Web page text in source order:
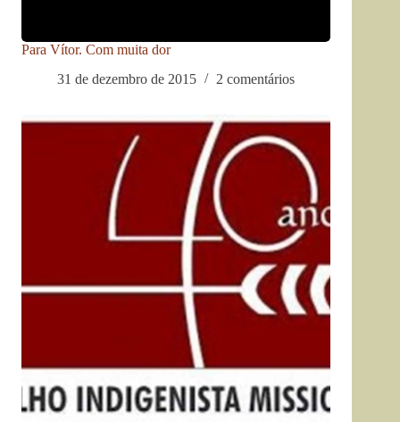
Para Vítor. Com muita dor
31 de dezembro de 2015
2 comentários